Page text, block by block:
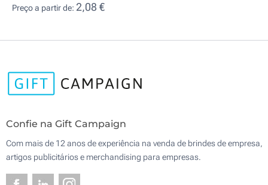
Preço a partir de: 2,08 €
Confie na Gift Campaign
Com mais de 12 anos de experiência na venda de brindes de empresa,
artigos publicitários e merchandising para empresas.